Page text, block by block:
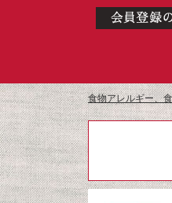
食物アレルギー、